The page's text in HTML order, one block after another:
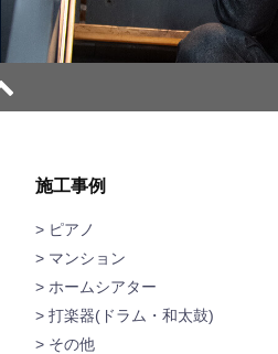
施工事例
ピアノ
マンション
ホームシアター
打楽器(ドラム・和太鼓)
その他